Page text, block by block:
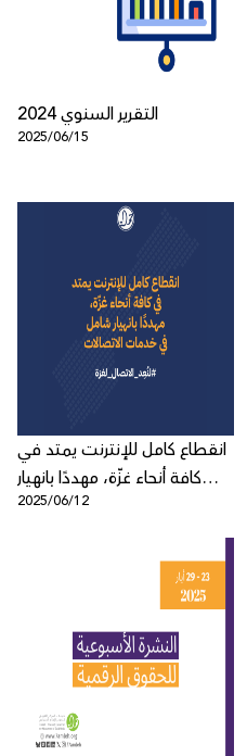
التقرير السنوي 2024
2025/06/15
انقطاع كامل للإنترنت يمتد في
كافة أنحاء غزّة، مهددًا بانهيار
شامل في خدمات الاتصالات
2025/06/12